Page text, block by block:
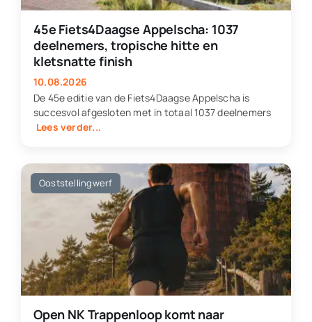
45e Fiets4Daagse Appelscha: 1037
deelnemers, tropische hitte en
kletsnatte finish
10.08.2026
De 45e editie van de Fiets4Daagse Appelscha is
succesvol afgesloten met in totaal 1037 deelnemers
Lees verder...
Ooststellingwerf
Open NK Trappenloop komt naar